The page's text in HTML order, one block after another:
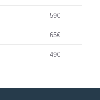
59€
65€
49€